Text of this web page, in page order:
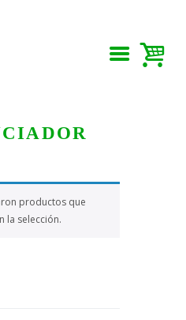
productos que
la selección.